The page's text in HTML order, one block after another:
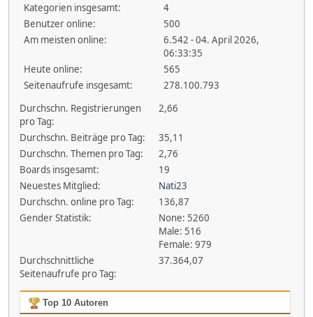
Kategorien insgesamt:
4
Benutzer online:
500
Am meisten online:
6.542 - 04. April 2026,
06:33:35
Heute online:
565
Seitenaufrufe insgesamt:
278.100.793
Durchschn. Registrierungen
pro Tag:
2,66
Durchschn. Beiträge pro Tag:
35,11
Durchschn. Themen pro Tag:
2,76
Boards insgesamt:
19
Neuestes Mitglied:
Nati23
Durchschn. online pro Tag:
136,87
Gender Statistik:
None: 5260
Male: 516
Female: 979
Durchschnittliche
Seitenaufrufe pro Tag:
37.364,07
Top 10 Autoren